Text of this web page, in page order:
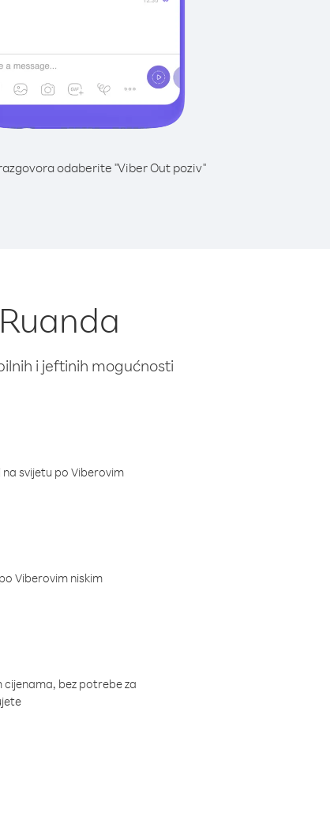
odaberite "Viber Out poziv"
i jeftinih mogućnosti
svijetu po Viberovim
Viberovim niskim
bez potrebe za